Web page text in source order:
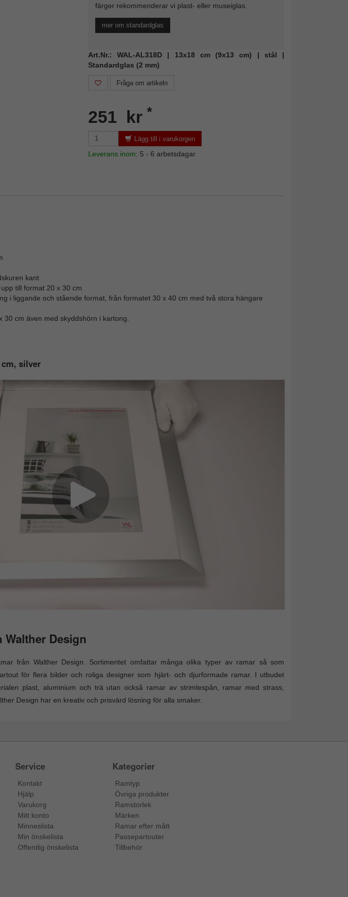
färger rekommenderar vi plast- eller museiglas.
mer om standardglas
Art.Nr.: WAL-AL318D | 13x18 cm (9x13 cm) | stål |
Standardglas (2 mm)
Fråga om artikeln
251 kr *
Lägg till i varukorgen
Leverans inom: 5 - 6 arbetsdagar
kant
till format 20 x 30 cm
i liggande och stående format, från formatet 30 x 40 cm med två stora hängare
30 cm även med skyddshörn i kartong.
silver
Design
från Walther Design. Sortimentet omfattar många olika typer av ramar så som
för flera bilder och roliga designer som hjärt- och djurformade ramar. I utbudet
plast, aluminium och trä utan också ramar av strimlespån, ramar med strass,
Design har en kreativ och prisvärd lösning för alla smaker.
Service
Kontakt
Hjälp
Varukorg
Mitt konto
Minneslista
Min önskelista
Offentlig önskelista
Kategorier
Ramtyp
Övriga produkter
Ramstorlek
Märken
Ramar efter mått
Passepartouter
Tillbehör